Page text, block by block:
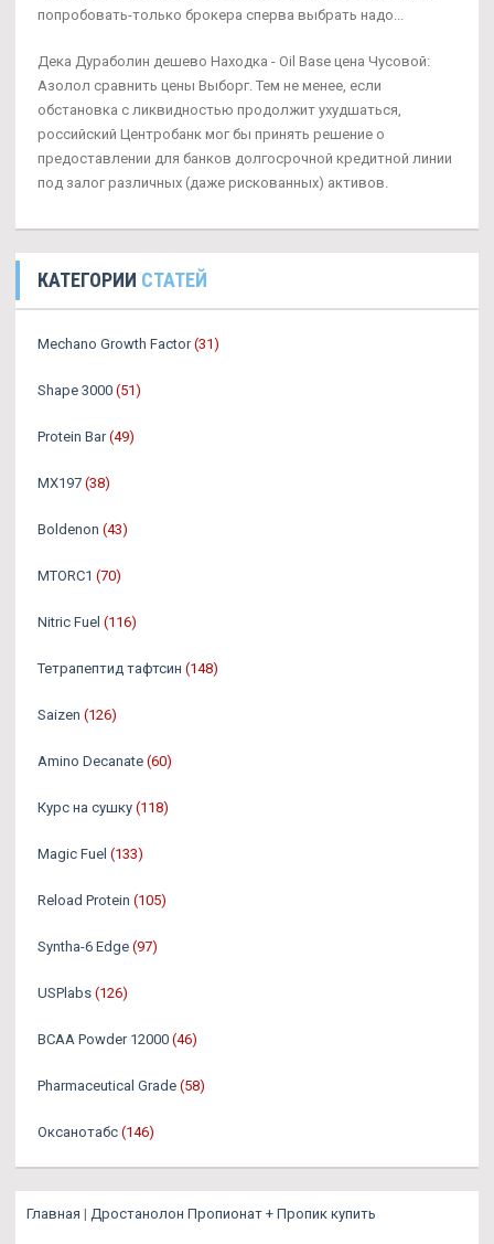
попробовать-только брокера сперва выбрать надо...
Дека Дураболин дешево Находка - Oil Base цена Чусовой:
Азолол сравнить цены Выборг. Тем не менее, если
обстановка с ликвидностью продолжит ухудшаться,
российский Центробанк мог бы принять решение о
предоставлении для банков долгосрочной кредитной линии
под залог различных (даже рискованных) активов.
КАТЕГОРИИ СТАТЕЙ
Mechano Growth Factor (31)
Shape 3000 (51)
Protein Bar (49)
MX197 (38)
Boldenon (43)
MTORC1 (70)
Nitric Fuel (116)
Тетрапептид тафтсин (148)
Saizen (126)
Amino Decanate (60)
Курс на сушку (118)
Magic Fuel (133)
Reload Protein (105)
Syntha-6 Edge (97)
USPlabs (126)
BCAA Powder 12000 (46)
Pharmaceutical Grade (58)
Оксанотабс (146)
Главная | Дростанолон Пропионат + Пропик купить